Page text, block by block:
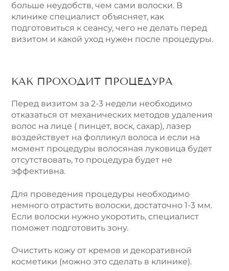
больше неудобств, чем сами волоски. В
клинике специалист объясняет, как
подготовиться к сеансу, чего не делать перед
визитом и какой уход нужен после процедуры.
КАК ПРОХОДИТ ПРОЦЕДУРА
Перед визитом за 2-3 недели необходимо
отказаться от механических методов удаления
волос на лице ( пинцет, воск, сахар), лазер
воздействует на фолликул волоса и если на
момент процедуры волосяная луковица будет
отсутствовать, то процедура будет не
эффективна.
Для проведения процедуры необходимо
немного отрастить волоски, достаточно 1-3 мм.
Если волоски нужно укоротить, специалист
поможет подготовить зону.
Очистить кожу от кремов и декоративной
косметики (можно это сделать в клинике).